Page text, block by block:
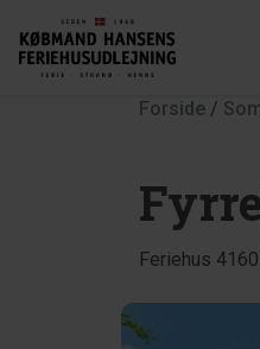
Forside /
Feriehus